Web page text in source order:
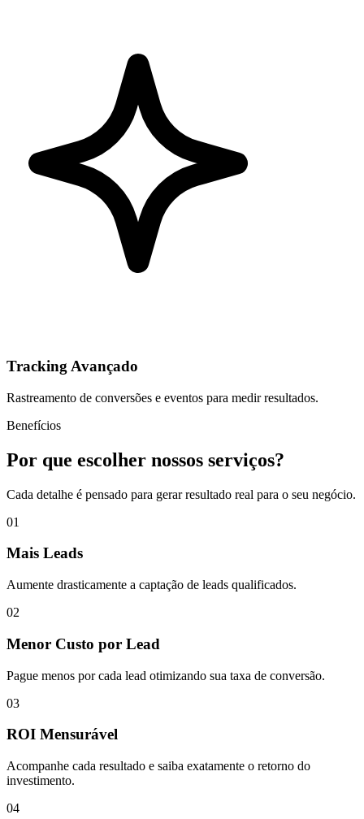
Tracking Avançado
Rastreamento de conversões e eventos para medir resultados.
Benefícios
Por que escolher nossos serviços?
Cada detalhe é pensado para gerar resultado real para o seu negócio.
01
Mais Leads
Aumente drasticamente a captação de leads qualificados.
02
Menor Custo por Lead
Pague menos por cada lead otimizando sua taxa de conversão.
03
ROI Mensurável
Acompanhe cada resultado e saiba exatamente o retorno do
investimento.
04